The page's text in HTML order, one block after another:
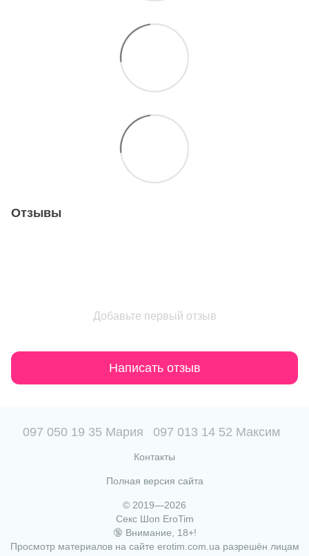
Отзывы
Добавьте первый отзыв
Написать отзыв
097 050 19 35 Мария 097 013 14 52 Максим
Контакты
Полная версия сайта
© 2019—2026
Секс Шоп EroTim
🔞 Внимание, 18+!
Просмотр материалов на сайте erotim.com.ua разрешён лицам